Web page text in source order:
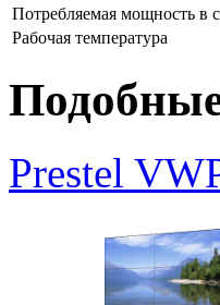
Потребляемая мощность в
Рабочая температура
Prestel